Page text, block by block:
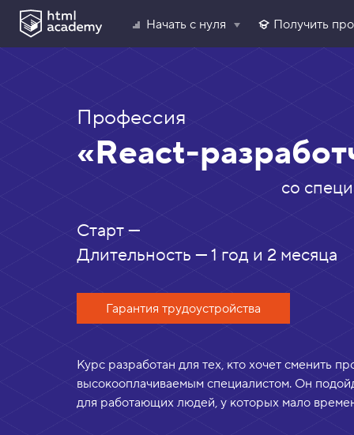
Начать с нуля Получить
Профессия
«React-
со
Старт —
Длительность — 1 год и 2 месяца
Гарантия трудоустройства
Курс разработан для тех, кто хочет сменить
высокооплачиваемым специалистом. Он
для работающих людей, у которых мало